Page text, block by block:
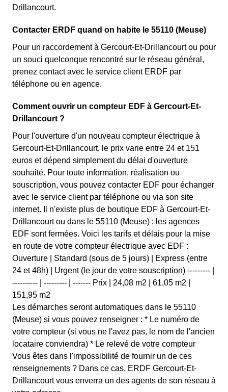
Drillancourt.
Contacter ERDF quand on habite le 55110 (Meuse)
Pour un raccordement à Gercourt-Et-Drillancourt ou pour
un souci quelconque rencontré sur le réseau général,
prenez contact avec le service client ERDF par
téléphone ou en agence.
Comment ouvrir un compteur EDF à Gercourt-Et-
Drillancourt ?
Pour l'ouverture d'un nouveau compteur électrique à
Gercourt-Et-Drillancourt, le prix varie entre 24 et 151
euros et dépend simplement du délai d'ouverture
souhaité. Pour toute information, réalisation ou
souscription, vous pouvez contacter EDF pour échanger
avec le service client par téléphone ou via son site
internet. Il n'existe plus de boutique EDF à Gercourt-Et-
Drillancourt ou dans le 55110 (Meuse) : les agences
EDF sont fermées. Voici les tarifs et délais pour la mise
en route de votre compteur électrique avec EDF :
Ouverture | Standard (sous de 5 jours) | Express (entre
24 et 48h) | Urgent (le jour de votre souscription) --------- |
---------- | --------- | ------- Prix | 24,08 m2 | 61,05 m2 |
151,95 m2
Les démarches seront automatiques dans le 55110
(Meuse) si vous pouvez renseigner : * Le numéro de
votre compteur (si vous ne l'avez pas, le nom de l'ancien
locataire conviendra) * Le relevé de votre compteur
Vous êtes dans l'impossibilité de fournir un de ces
renseignements ? Dans ce cas, ERDF Gercourt-Et-
Drillancourt vous enverra un des agents de son réseau à